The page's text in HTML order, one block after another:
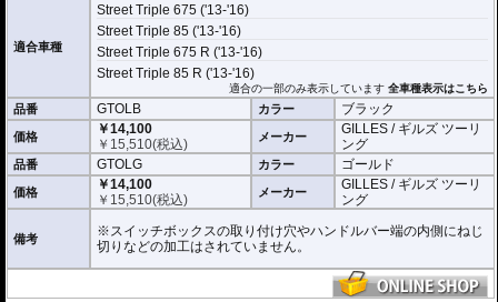
適合車種
Street Triple 675 ('13-'16)
Street Triple 85 ('13-'16)
Street Triple 675 R ('13-'16)
Street Triple 85 R ('13-'16)
適合の一部のみ表示しています全車種表示はこちら
品番 GTOLB カラー ブラック
価格
￥14,100
￥ 15,510(税込) メーカー
GILLES / ギルズ ツーリ
ング
品番 GTOLG カラー ゴールド
価格
￥14,100
￥ 15,510(税込) メーカー
GILLES / ギルズ ツーリ
ング
備考
※スイッチボックスの取り付け穴やハンドルバー端の内側にねじ
切りなどの加工はされていません。